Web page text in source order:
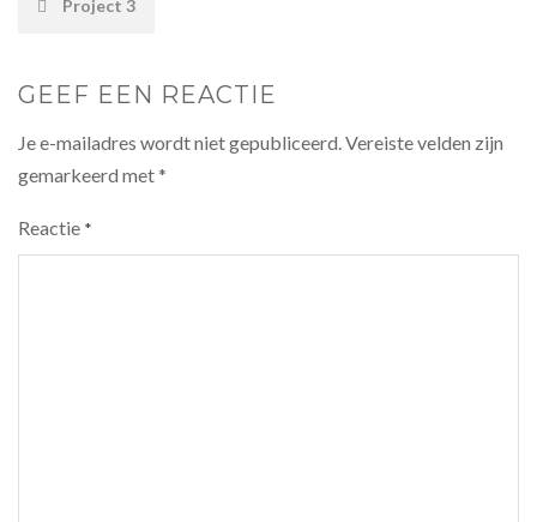
Project 3
GEEF EEN REACTIE
Je e-mailadres wordt niet gepubliceerd.Vereiste velden zijn
gemarkeerd met*
Reactie *